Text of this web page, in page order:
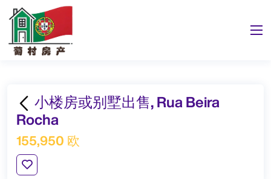
小楼房或别墅出售, Rua Beira
Rocha
155,950 欧